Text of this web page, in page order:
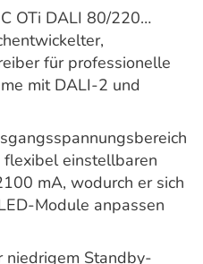
OTi DALI 80/220…
für professionelle
mit DALI-2 und
einstellbaren
mA, wodurch er sich
Module anpassen
niedrigem Standby-